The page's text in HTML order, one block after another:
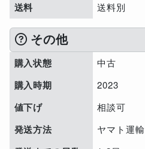
送料 送料別
その他
購入状態 中古
購入時期 2023
値下げ 相談可
発送方法 ヤマト運輸